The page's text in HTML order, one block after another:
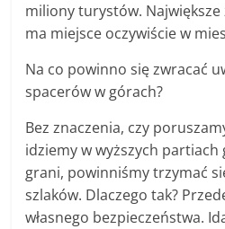
miliony turystów.
ma miejsce oczywiście w
Na co powinno się zwracać
spacerów w górach?
Bez znaczenia, czy
idziemy w wyższych
grani, powinniśmy trzymać
szlaków. Dlaczego tak?
własnego bezpieczeństwa.